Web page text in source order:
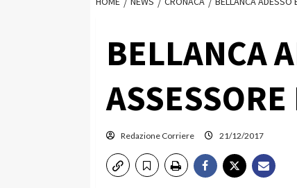
BELLANCA
Redazione Corriere 21/12/2017